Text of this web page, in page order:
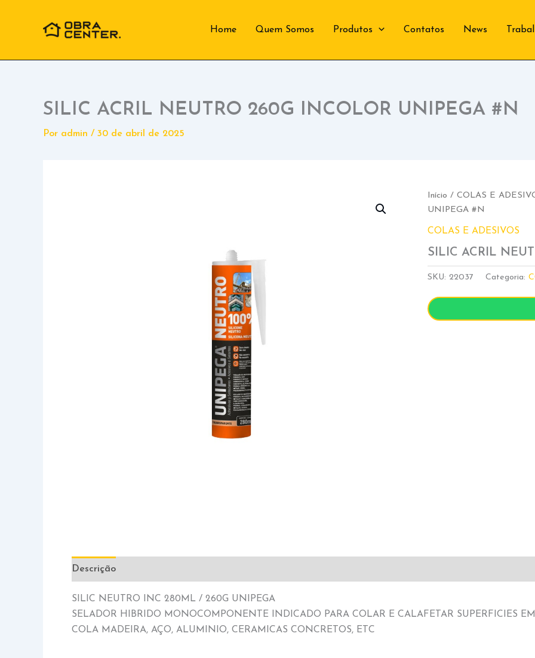
Home Quem Somos Produtos Contatos News
SILIC ACRIL NEUTRO 260G INCOLOR UNIPEGA #N
Por admin / 30 de abril de 2025
Início /COLAS E
UNIPEGA #N
COLAS E ADESIVOS
SILIC ACRIL
SKU:22037 Categoria:
Descrição
SILIC NEUTRO INC 280ML / 260G UNIPEGA
SELADOR HIBRIDO MONOCOMPONENTE INDICADO PARA COLAR E CALAFETAR SUPERFICIES
COLA MADEIRA, AÇO, ALUMINIO, CERAMICAS CONCRETOS, ETC